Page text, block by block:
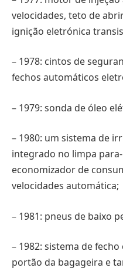
velocidades, teto de
ignição eletrónica
– 1978: cintos de
fechos automáticos
– 1979: sonda de óleo
– 1980: um sistema de
integrado no limpa
economizador de
velocidades automática;
– 1981: pneus de baixo
– 1982: sistema de
portão da bagageira e